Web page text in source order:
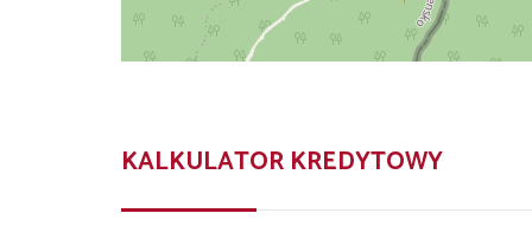
KALKULATOR KREDYTOWY